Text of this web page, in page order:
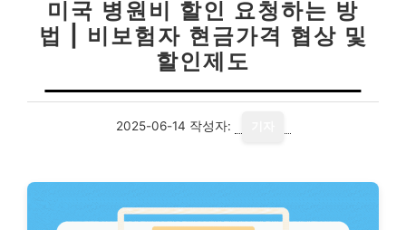
미국 병원비 할인 요청하는 방
법 | 비보험자 현금가격 협상 및
할인제도
2025-06-14 작성자: